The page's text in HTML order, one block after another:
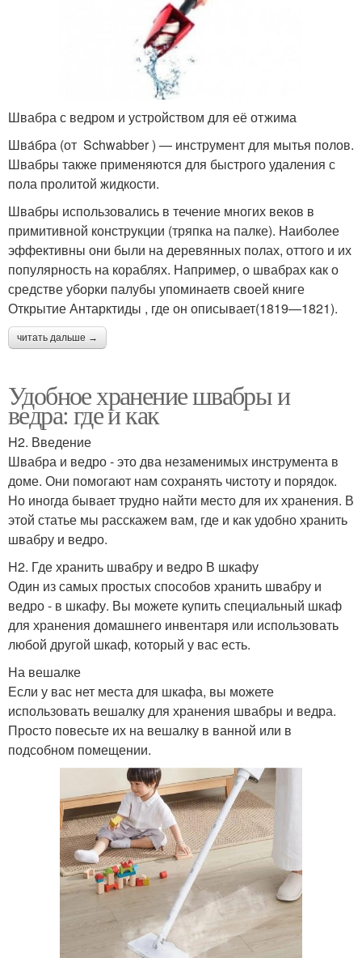
Швабра с ведром и устройством для её отжима
Шва́бра (от Schwabber ) — инструмент для мытья полов.
Швабры также применяются для быстрого удаления с
пола пролитой жидкости.
Швабры использовались в течение многих веков в
примитивной конструкции (тряпка на палке). Наиболее
эффективны они были на деревянных полах, оттого и их
популярность на кораблях. Например, о швабрах как о
средстве уборки палубы упоминаетв своей книге
Открытие Антарктиды , где он описывает(1819—1821).
читать дальше →
Удобное хранение швабры и
ведра: где и как
H2. Введение
Швабра и ведро - это два незаменимых инструмента в
доме. Они помогают нам сохранять чистоту и порядок.
Но иногда бывает трудно найти место для их хранения. В
этой статье мы расскажем вам, где и как удобно хранить
швабру и ведро.
H2. Где хранить швабру и ведро В шкафу
Один из самых простых способов хранить швабру и
ведро - в шкафу. Вы можете купить специальный шкаф
для хранения домашнего инвентаря или использовать
любой другой шкаф, который у вас есть.
На вешалке
Если у вас нет места для шкафа, вы можете
использовать вешалку для хранения швабры и ведра.
Просто повесьте их на вешалку в ванной или в
подсобном помещении.